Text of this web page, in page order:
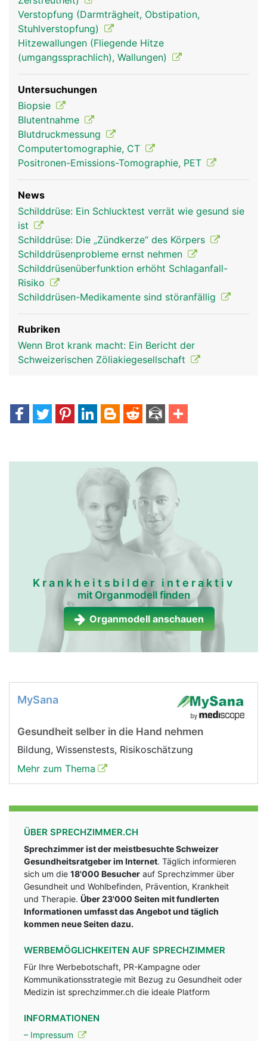
Schilddrüse Frau Schilddrüse Mann
Verstopfung (Darmträgheit, Obstipation,
Stuhlverstopfung)
Hitzewallungen (Fliegende Hitze
(umgangssprachlich), Wallungen)
Untersuchungen
Biopsie
Blutentnahme
Blutdruckmessung
Computertomographie, CT
Positronen-Emissions-Tomographie, PET
News
Schilddrüse: Ein Schlucktest verrät wie gesund sie
ist
Schilddrüse: Die „Zündkerze“ des Körpers
Schilddrüsenprobleme ernst nehmen
Schilddrüsenüberfunktion erhöht Schlaganfall-
Risiko
Schilddrüsen-Medikamente sind störanfällig
Rubriken
Wenn Brot krank macht: Ein Bericht der
Schweizerischen Zöliakiegesellschaft
Krankheitsbilder interaktiv
mit Organmodell finden
Organmodell anschauen
MySana
Gesundheit selber in die Hand nehmen
Bildung, Wissenstests, Risikoschätzung
Mehr zum Thema
ÜBER SPRECHZIMMER.CH
Sprechzimmer ist der meistbesuchte Schweizer
Gesundheitsratgeber im Internet. Täglich informieren
sich um die 18'000 Besucher auf Sprechzimmer über
Gesundheit und Wohlbefinden, Prävention, Krankheit
und Therapie. Über 23'000 Seiten mit fundlerten
Informationen umfasst das Angebot und täglich
kommen neue Seiten dazu.
WERBEMÖGLICHKEITEN AUF SPRECHZIMMER
Für Ihre Werbebotschaft, PR-Kampagne oder
Kommunikationsstrategie mit Bezug zu Gesundheit oder
Medizin ist sprechzimmer.ch die ideale Platform
INFORMATIONEN
– Impressum